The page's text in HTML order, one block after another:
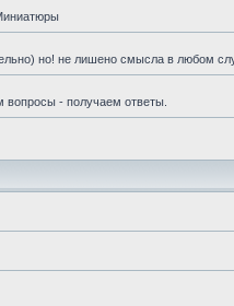
но! не лишено смысла в любом
вопросы - получаем ответы.